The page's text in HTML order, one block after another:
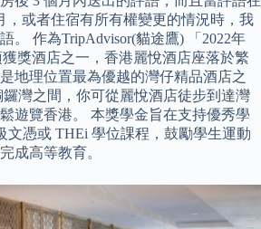
，或者住宿有所有權變更的情況時，我
。 作為TripAdvisor(貓途鷹) 「2022年
獲獎酒店之一，香港麗悅酒店座落於繁
地理位置最為優越的灣仔精品酒店之
灣之間，你可從麗悅酒店徒步到達灣
遊覽香港。 本獎學金旨在支持優秀學
文憑或 THEi 學位課程，鼓勵學生運動
成高等教育。